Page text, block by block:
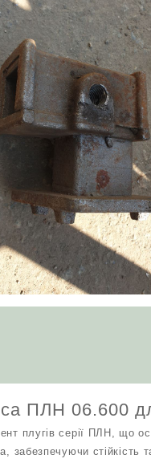
ПЛН 06.600
плугів серії ПЛН, що
забезпечуючи стійкість